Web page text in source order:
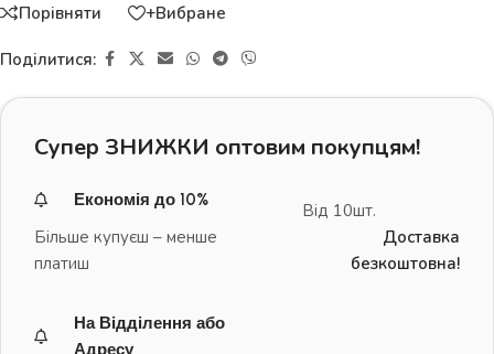
Порівняти +Вибране
Поділитися:
Супер ЗНИЖКИ оптовим покупцям!
Економія до 10%
Більше купуєш – менше
платиш
Від 10шт.
Доставка
безкоштовна!
На Відділення або
Адресу